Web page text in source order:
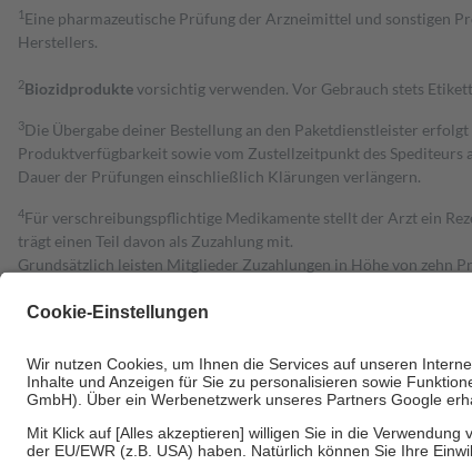
1 Eine pharmazeutische Prüfung der Arzneimittel und sonstigen
Herstellers.
2Biozidproduktevorsichtig verwenden. Vor Gebrauch stets
3Die Übergabe deiner Bestellung an den Paketdienstleister
Produktverfügbarkeit sowie vom Zustellzeitpunkt des
Dauer der Prüfungen einschließlich Klärungen verlängern.
4Für verschreibungspflichtige Medikamente stellt der Arzt ein
trägt einen Teil davon als Zuzahlung mit.
Grundsätzlich leisten Mitglieder Zuzahlungen in Höhe von zehn
Diese Regeln gelten grundsätzlich auch für Online-Apotheken.
Um das Engagement der Versicherten für ihre eigene
• Kindern und Jugendlichen bis zum vollendeten 18. Lebensjahr
• Untersuchungen zur Vorsorge und Früherkennung, die von der
• empfohlenen Schutzimpfungen
• Harn- und Blutteststreifen